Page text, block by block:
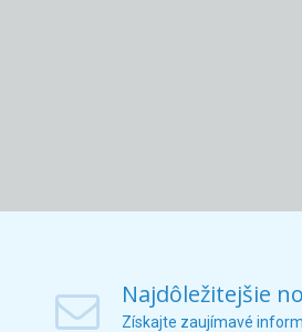
Najdôležitejšie
Získajte zaujímavé